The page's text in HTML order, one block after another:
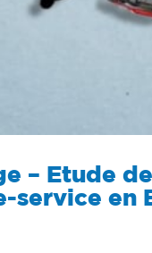
– Etude
service en